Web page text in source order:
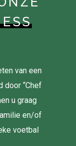
van een
door “Chef
u graag
en/of
voetbal